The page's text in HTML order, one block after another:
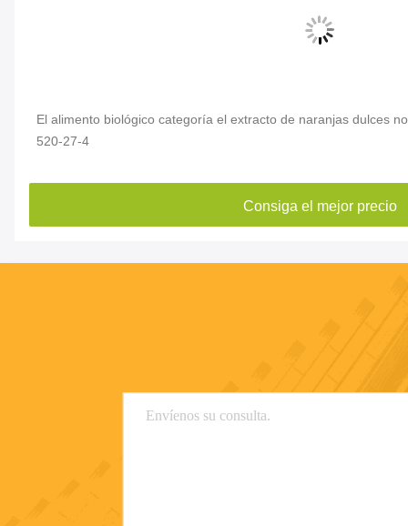
El alimento biológico categoría el extracto de naranjas dulces
520-27-4
Consiga el mejor precio